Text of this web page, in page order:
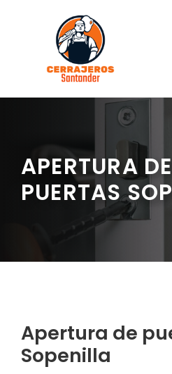
contenido
APERTURA DE
PUERTAS
Apertura de
Sopenilla